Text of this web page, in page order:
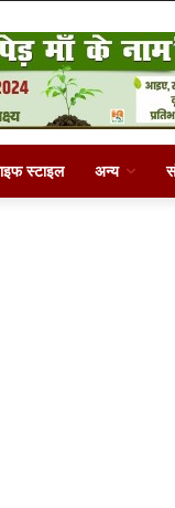
स्टाइल अन्य